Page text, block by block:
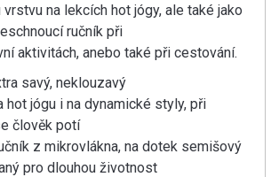
na lekcích hot jógy, ale také jako
ručník při
aktivitách, anebo také při cestování.
savý, neklouzavý
hot jógu i na dynamické styly, při
člověk potí
z mikrovlákna, na dotek semišový
pro dlouhou životnost